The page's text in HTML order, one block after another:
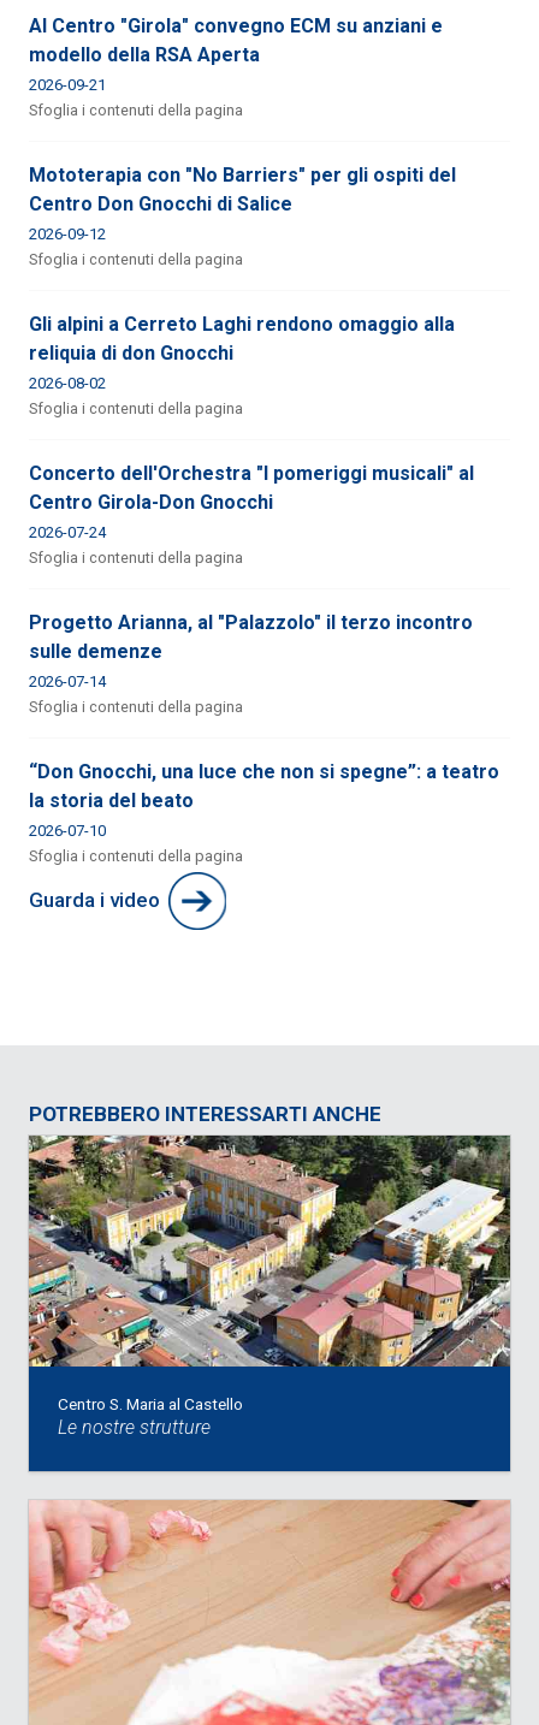
Al Centro "Girola" convegno ECM su anziani e
modello della RSA Aperta
2026-09-21
Sfoglia i contenuti della pagina
Mototerapia con "No Barriers" per gli ospiti del
Centro Don Gnocchi di Salice
2026-09-12
Sfoglia i contenuti della pagina
Gli alpini a Cerreto Laghi rendono omaggio alla
reliquia di don Gnocchi
2026-08-02
Sfoglia i contenuti della pagina
Concerto dell'Orchestra "I pomeriggi musicali" al
Centro Girola-Don Gnocchi
2026-07-24
Sfoglia i contenuti della pagina
Progetto Arianna, al "Palazzolo" il terzo incontro
sulle demenze
2026-07-14
Sfoglia i contenuti della pagina
“Don Gnocchi, una luce che non si spegne”: a teatro
la storia del beato
2026-07-10
Sfoglia i contenuti della pagina
Guarda i video
POTREBBERO INTERESSARTI ANCHE
Centro S. Maria al Castello
Le nostre strutture